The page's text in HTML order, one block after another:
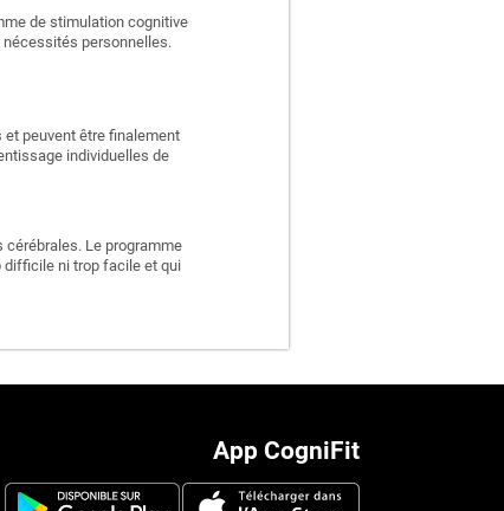
de stimulation cognitive
personnelles.
peuvent être finalement
individuelles de
cérébrales. Le programme
difficile ni trop facile et qui
App CogniFit